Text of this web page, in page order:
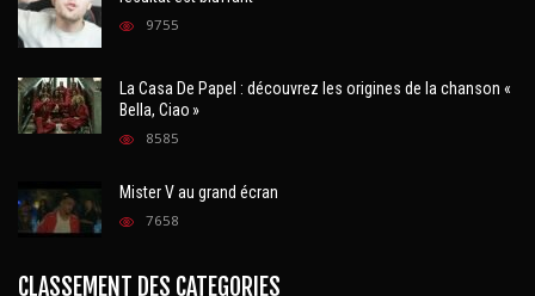
9755
La Casa De Papel : découvrez les origines de la chanson «
Bella, Ciao »
8585
Mister V au grand écran
7658
CLASSEMENT DES CATEGORIES